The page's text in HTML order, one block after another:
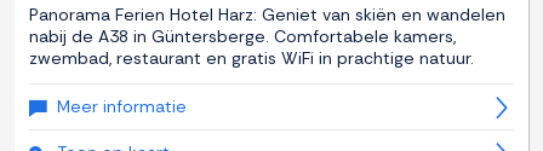
Panorama Ferien Hotel Harz: Geniet van skiën en wandelen
nabij de A38 in Güntersberge. Comfortabele kamers,
zwembad, restaurant en gratis WiFi in prachtige natuur.
Meer informatie